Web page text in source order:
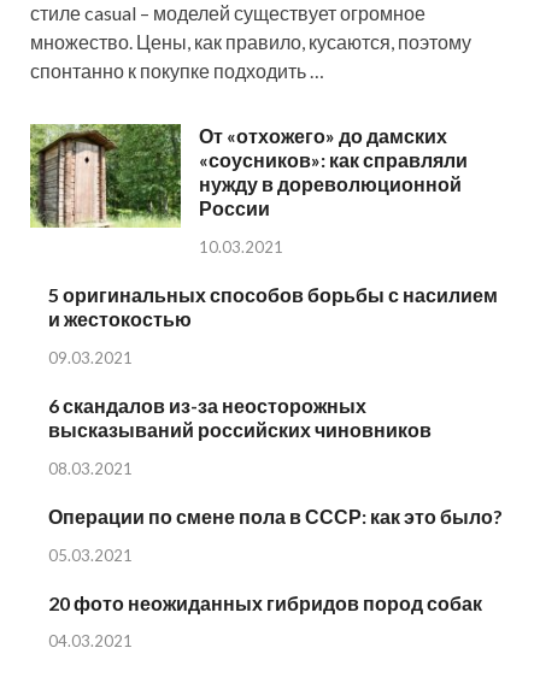
стиле casual – моделей существует огромное
множество. Цены, как правило, кусаются, поэтому
спонтанно к покупке подходить …
От «отхожего» до дамских
«соусников»: как справляли
нужду в дореволюционной
России
10.03.2021
5 оригинальных способов борьбы с насилием
и жестокостью
09.03.2021
6 скандалов из-за неосторожных
высказываний российских чиновников
08.03.2021
Операции по смене пола в СССР: как это было?
05.03.2021
20 фото неожиданных гибридов пород собак
04.03.2021